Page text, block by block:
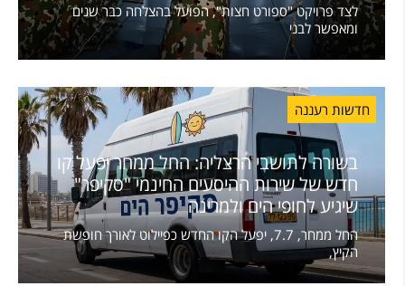
לצד פרויקט "ספורט חצות", הפועל בהצלחה כבר שנים
ומאפשר לבני
חדשות רעננה
בשורה לתושבי הרצליה: החל ממחר יפעל קו
חדש של שירות ההיסעים החינמי "סקיפר"
שיגיע לחופי הים ולמרינה
החל ממחר, 7.7, יפעל הקו החדש כפיילוט לאורך חופשת
הקיץ,